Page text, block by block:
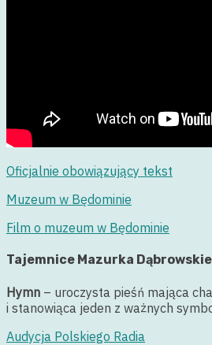
Oficjalnie obowiązujący tekst
Muzeum w Będominie
Film o muzeum w Będominie
Tajemnice Mazurka
Hymn – uroczysta pieśń mająca
i stanowiąca jeden z ważnych
Audycja Polskiego Radia